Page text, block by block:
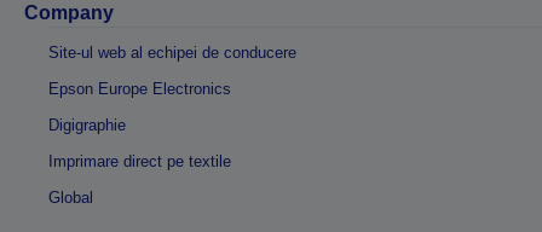
Company
Site-ul web al echipei de conducere
Epson Europe Electronics
Digigraphie
Imprimare direct pe textile
Global